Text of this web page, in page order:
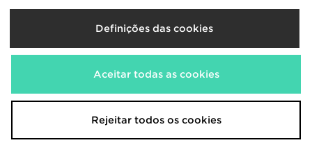
conta
marketing
informações de
terceiros,
nosso site e
Definições das cookies
Aceitar todas as cookies
Rejeitar todos os cookies